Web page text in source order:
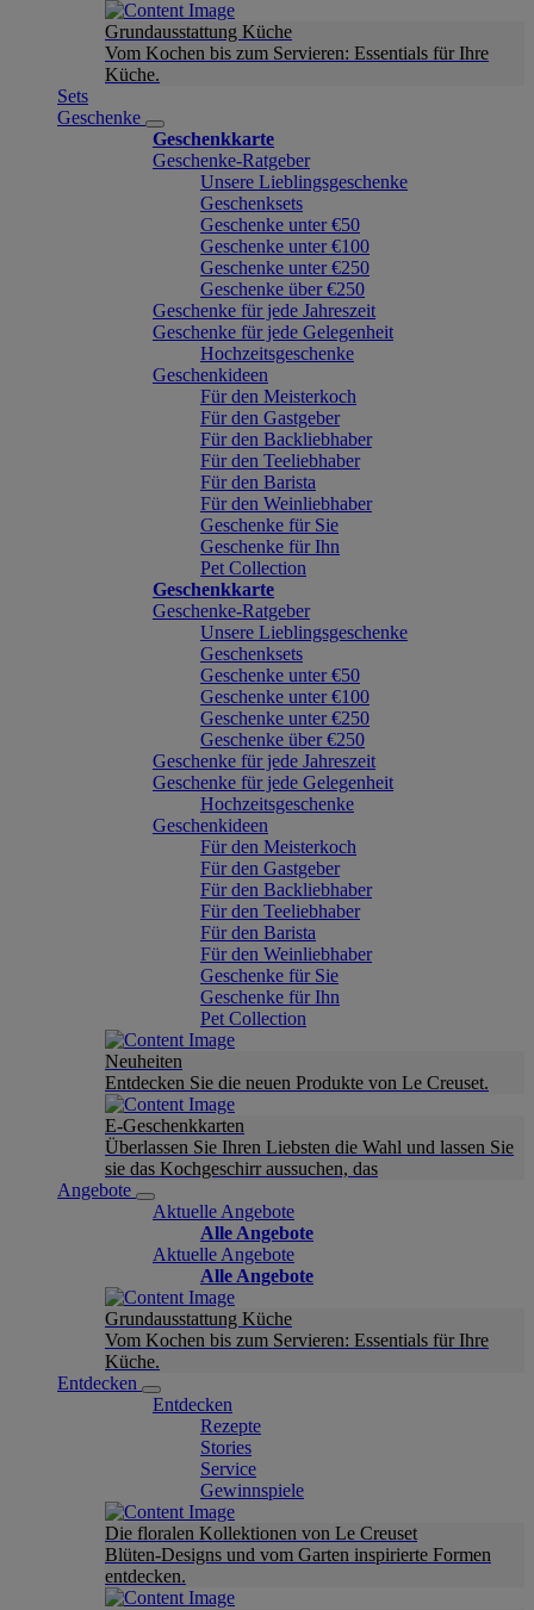
Grundausstattung Küche
Vom Kochen bis zum Servieren: Essentials für Ihre
Küche.
Sets
Geschenke
Geschenkkarte
Geschenke-Ratgeber
Unsere Lieblingsgeschenke
Geschenksets
Geschenke unter €50
Geschenke unter €100
Geschenke unter €250
Geschenke über €250
Geschenke für jede Jahreszeit
Geschenke für jede Gelegenheit
Hochzeitsgeschenke
Geschenkideen
Für den Meisterkoch
Für den Gastgeber
Für den Backliebhaber
Für den Teeliebhaber
Für den Barista
Für den Weinliebhaber
Geschenke für Sie
Geschenke für Ihn
Pet Collection
Geschenkkarte
Geschenke-Ratgeber
Unsere Lieblingsgeschenke
Geschenksets
Geschenke unter €50
Geschenke unter €100
Geschenke unter €250
Geschenke über €250
Geschenke für jede Jahreszeit
Geschenke für jede Gelegenheit
Hochzeitsgeschenke
Geschenkideen
Für den Meisterkoch
Für den Gastgeber
Für den Backliebhaber
Für den Teeliebhaber
Für den Barista
Für den Weinliebhaber
Geschenke für Sie
Geschenke für Ihn
Pet Collection
Neuheiten
Entdecken Sie die neuen Produkte von Le Creuset.
E-Geschenkkarten
Überlassen Sie Ihren Liebsten die Wahl und lassen Sie
sie das Kochgeschirr aussuchen, das
Angebote
Aktuelle Angebote
Alle Angebote
Aktuelle Angebote
Alle Angebote
Grundausstattung Küche
Vom Kochen bis zum Servieren: Essentials für Ihre
Küche.
Entdecken
Entdecken
Rezepte
Stories
Service
Gewinnspiele
Die floralen Kollektionen von Le Creuset
Blüten-Designs und vom Garten inspirierte Formen
entdecken.